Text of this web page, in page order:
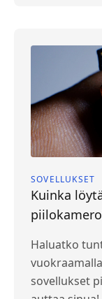
SOVELLUKSET
Kuinka
Haluatko
sovellukset